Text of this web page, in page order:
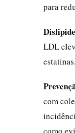
para
LDL
com
como